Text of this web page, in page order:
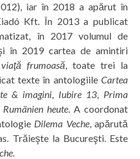
iar în 2018 a apărut în
Kft. În 2013 a publicat
în 2017 volumul de
în 2019 cartea de amintiri
frumoasă, toate trei la
texte în antologiile Cartea
& imagini, Iubire 13, Prima
Rumänien heute. A coordonat
Dilema Veche, apărută
Trăieşte la Bucureşti. Este
.